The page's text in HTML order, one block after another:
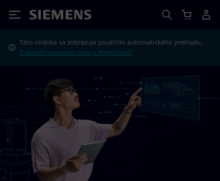
Siemens
Táto stránka sa zobrazuje použitím automatického prekladu.
Zobraziť namiesto toho v Angličtine?